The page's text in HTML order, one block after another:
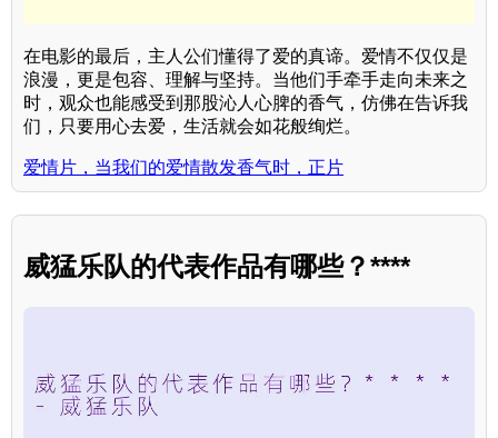
在电影的最后，主人公们懂得了爱的真谛。爱情不仅仅是
浪漫，更是包容、理解与坚持。当他们手牵手走向未来之
时，观众也能感受到那股沁人心脾的香气，仿佛在告诉我
们，只要用心去爱，生活就会如花般绚烂。
爱情片，当我们的爱情散发香气时，正片
威猛乐队的代表作品有哪些？****